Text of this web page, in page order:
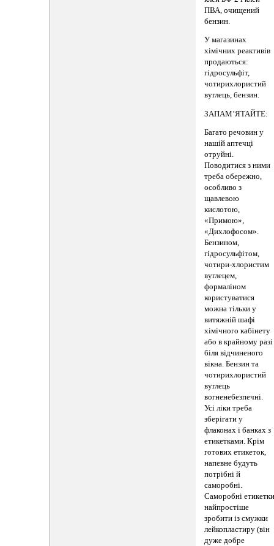
ПВА, очищений
бензин.
У магазинах
хімічних реактивів
продаються:
гідросульфіт,
чотирихлористий
вуглець, бензин.
ЗАПАМ’ЯТАЙТЕ:
Багато речовин у
нашій аптечці
отруйні.
Поводитися з ними
треба обережно,
особливо з
щавлевою
кислотою,
«Примою»,
«Дихлофосом».
Бензином,
гідросульфітом,
чотири-хлористим
вуглецем,
формаліном
користуватися
можна тільки у
витяжній шафі
хімічного кабінету
або в крайному разі
біля відчиненого
вікна. Бензин та
чотирихлористий
вуглець
вогненебезпечні.
Усі ліки треба
зберігати у
флаконах і банках з
етикетками. Крім
готових етикеток,
напевне будуть
потрібні й
саморобні.
Саморобні
найпростіше
зробити із смужки
лейкопластиру (він
дуже добре